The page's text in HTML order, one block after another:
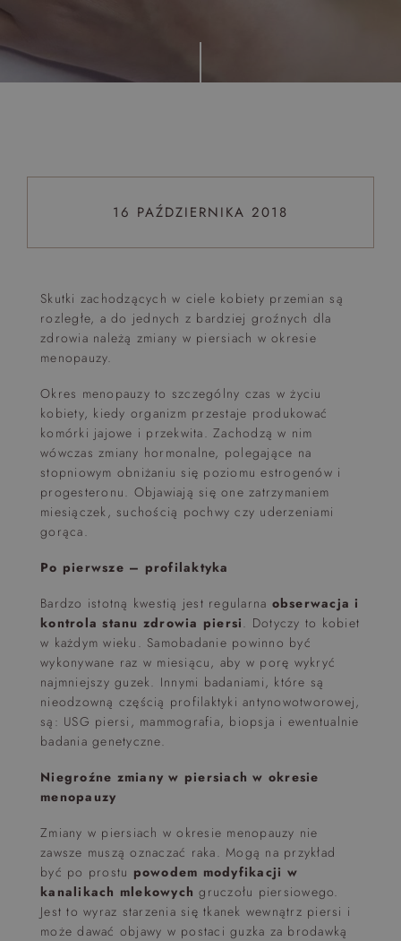
WAKACJE nad morzem - Wyspa Skarbów - Pełne
atrakcji Lato 2026
16 PAŹDZIERNIKA 2018
Skutki zachodzących w ciele kobiety przemian są
rozległe, a do jednych z bardziej groźnych dla
zdrowia należą zmiany w piersiach w okresie
menopauzy.
Okres menopauzy to szczególny czas w życiu
kobiety, kiedy organizm przestaje produkować
komórki jajowe i przekwita. Zachodzą w nim
wówczas zmiany hormonalne, polegające na
stopniowym obniżaniu się poziomu estrogenów i
progesteronu. Objawiają się one zatrzymaniem
miesiączek, suchością pochwy czy uderzeniami
gorąca.
Po pierwsze – profilaktyka
Bardzo istotną kwestią jest regularna obserwacja i
kontrola stanu zdrowia piersi. Dotyczy to kobiet
w każdym wieku. Samobadanie powinno być
wykonywane raz w miesiącu, aby w porę wykryć
najmniejszy guzek. Innymi badaniami, które są
nieodzowną częścią profilaktyki antynowotworowej,
są: USG piersi, mammografia, biopsja i ewentualnie
badania genetyczne.
Niegroźne zmiany w piersiach w okresie
menopauzy
Zmiany w piersiach w okresie menopauzy nie
zawsze muszą oznaczać raka. Mogą na przykład
być po prostu powodem modyfikacji w
kanalikach mlekowych gruczołu piersiowego.
Jest to wyraz starzenia się tkanek wewnątrz piersi i
może dawać objawy w postaci guzka za brodawką